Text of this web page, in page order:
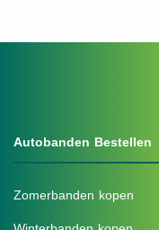
Autobanden Bestellen
Zomerbanden kopen